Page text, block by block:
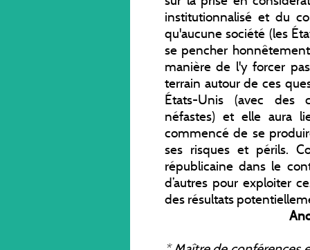
institutionnalisé et du
qu'aucune société (les
se pencher
manière de l'y forcer
terrain autour de ces
États-Unis (avec des
néfastes) et elle aura
commencé de se
ses risques et périls.
républicaine dans le
d’autres pour exploiter
des résultats